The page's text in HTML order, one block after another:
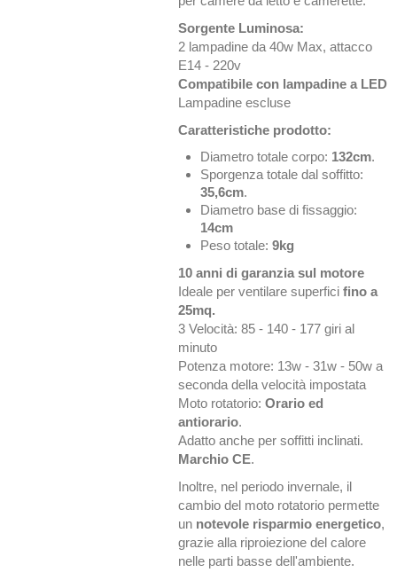
Sorgente Luminosa:
2 lampadine da 40w Max, attacco
E14 - 220v
Compatibile con lampadine a LED
Lampadine escluse
Caratteristiche prodotto:
Diametro totale corpo: 132cm.
Sporgenza totale dal soffitto:
35,6cm.
Diametro base di fissaggio:
14cm
Peso totale: 9kg
10 anni di garanzia sul motore
Ideale per ventilare superficifino a
25mq.
3 Velocità: 85 - 140 - 177 giri al
minuto
Potenza motore: 13w - 31w - 50w a
seconda della velocità impostata
Moto rotatorio:Orario ed
antiorario.
Adatto anche per soffitti inclinati.
Marchio CE.
Inoltre, nel periodo invernale, il
cambio del moto rotatorio permette
un notevole risparmio energetico,
grazie alla riproiezione del calore
nelle parti basse dell'ambiente.